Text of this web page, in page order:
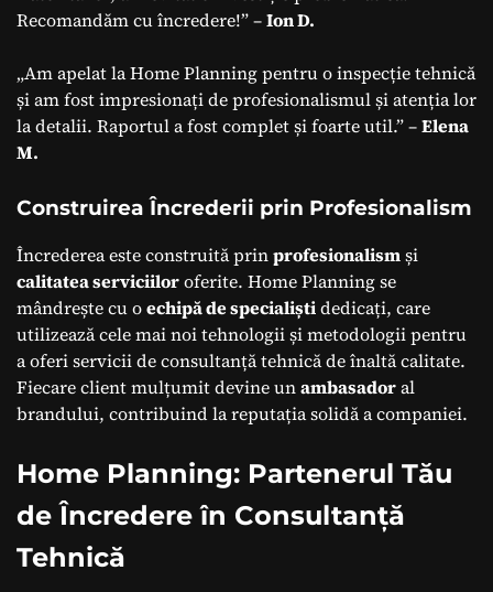
Recomandăm cu încredere!” –Ion D.
„Am apelat la Home Planning pentru o inspecție tehnică
și am fost impresionați de profesionalismul și atenția lor
la detalii. Raportul a fost complet și foarte util.” –Elena
M.
Construirea Încrederii prin Profesionalism
Încrederea este construită prinprofesionalismși
calitatea serviciiloroferite. Home Planning se
mândrește cu oechipă de specialiștidedicați, care
utilizează cele mai noi tehnologii și metodologii pentru
a oferi servicii de consultanță tehnică de înaltă calitate.
Fiecare client mulțumit devine unambasadoral
brandului, contribuind la reputația solidă a companiei.
Home Planning: Partenerul Tău
de Încredere în Consultanță
Tehnică